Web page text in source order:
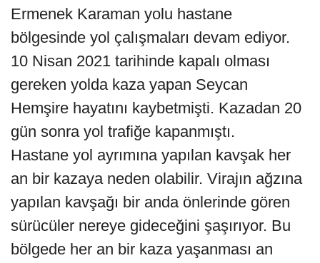
Ermenek Karaman yolu hastane
bölgesinde yol çalışmaları devam ediyor.
10 Nisan 2021 tarihinde kapalı olması
gereken yolda kaza yapan Seycan
Hemşire hayatını kaybetmişti. Kazadan 20
gün sonra yol trafiğe kapanmıştı.
Hastane yol ayrımına yapılan kavşak her
an bir kazaya neden olabilir. Virajın ağzına
yapılan kavşağı bir anda önlerinde gören
sürücüler nereye gideceğini şaşırıyor. Bu
bölgede her an bir kaza yaşanması an